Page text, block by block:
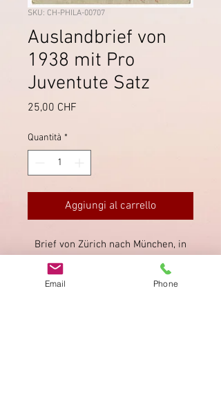
SKU: CH-PHILA-00707
Auslandbrief von
1938 mit Pro
Juventute Satz
25,00 CHF
Quantità *
Aggiungi al carrello
Brief von Zürich nach München, in
Zürich am 27.12.1938 entwertet, mit
dem Pro Juventute Satz von 1938.
Email Phone